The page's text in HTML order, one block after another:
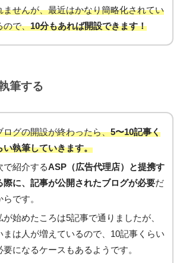
ませんが、最近はかなり簡略化されてい
ので、10分もあれば開設できます！
筆する
ログの開設が終わったら、5〜10記事く
い執筆していきます。
で紹介するASP（広告代理店）と提携す
際に、記事が公開されたブログが必要だ
らです。
が始めたころは5記事で通りましたが、
まは人が増えているので、10記事くらい
要になるケースもあるようです。